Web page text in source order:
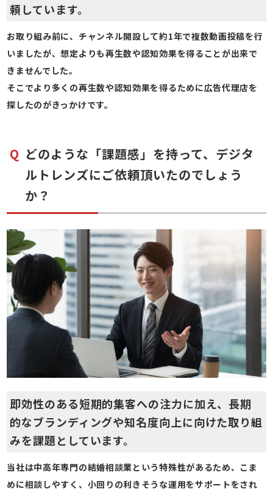
頼しています。
お取り組み前に、チャンネル開設して約1年で複数動画投稿を行
いましたが、想定よりも再生数や認知効果を得ることが出来で
きませんでした。
そこでより多くの再生数や認知効果を得るために広告代理店を
探したのがきっかけです。
どのような「課題感」を持って、デジタ
ルトレンズにご依頼頂いたのでしょう
か？
即効性のある短期的集客への注力に加え、長期
的なブランディングや知名度向上に向けた取り組
みを課題としています。
当社は中高年専門の結婚相談業という特殊性があるため、こま
めに相談しやすく、小回りの利きそうな運用をサポートをされ